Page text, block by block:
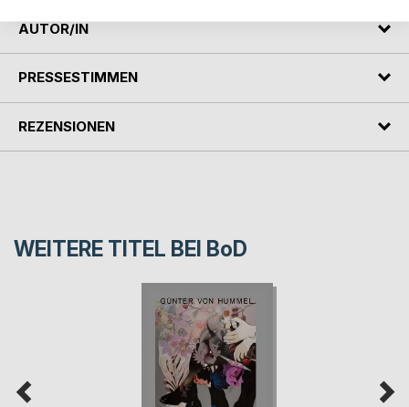
AUTOR/IN
PRESSESTIMMEN
REZENSIONEN
WEITERE TITEL BEI BoD